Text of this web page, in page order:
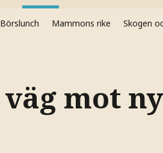
Börslunch Mammons rike Skogen
mot